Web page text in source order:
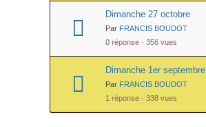
Dimanche 27 octobre
Par FRANCIS BOUDOT
0 réponse · 356 vues
Dimanche 1er septembre
Par FRANCIS BOUDOT
1 réponse · 338 vues